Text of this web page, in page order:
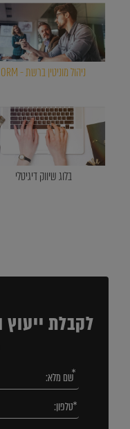
ניהול מוניטין ברשת - ORM
בלוג שיווק דיגיטלי
לקבלת